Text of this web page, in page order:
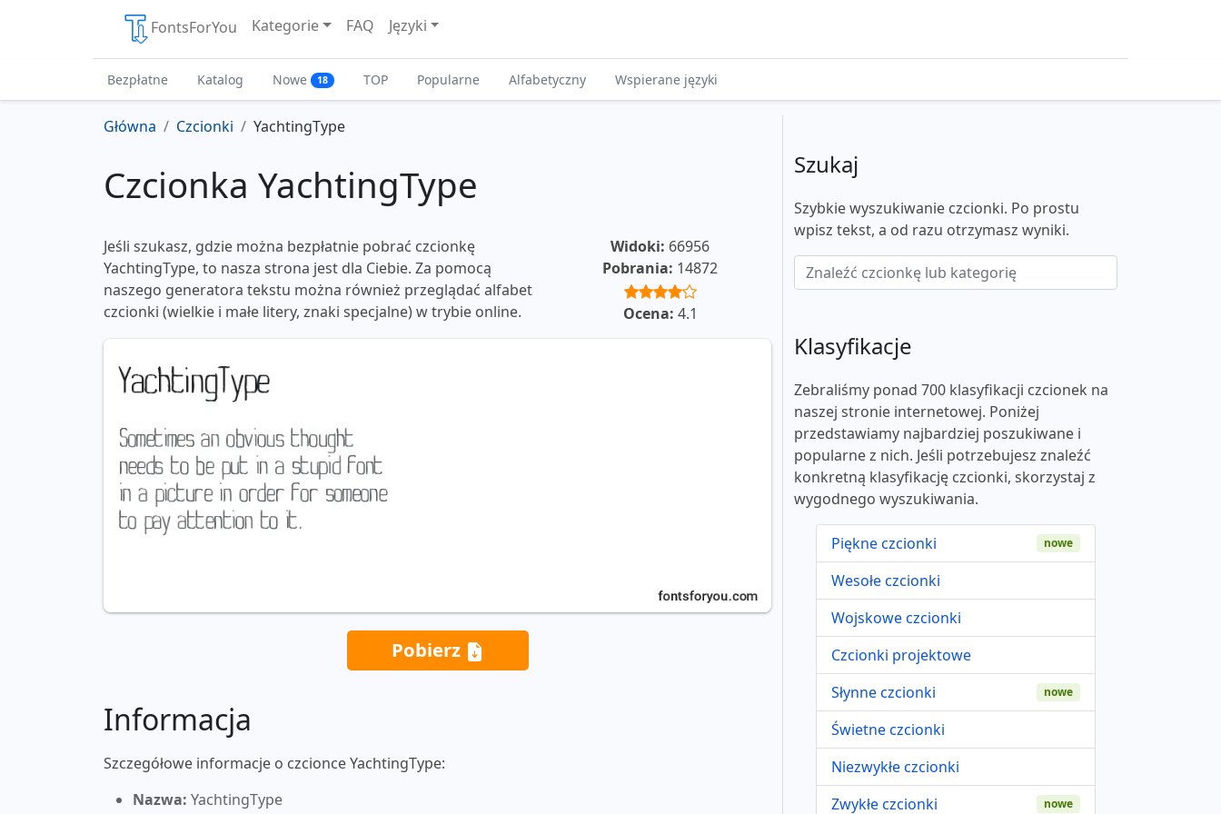
FontsForYou Kategorie FAQ Języki
Bezpłatne Katalog Nowe 18 TOP Popularne Alfabetyczny Wspierane języki
Główna Czcionki YachtingType
Czcionka YachtingType
Jeśli szukasz, gdzie można bezpłatnie pobrać czcionkę
YachtingType, to nasza strona jest dla Ciebie. Za pomocą
naszego generatora tekstu można również przeglądać alfabet
czcionki (wielkie i małe litery, znaki specjalne) w trybie online.
Widoki: 66956
Pobrania: 14872
Ocena: 4.1
Pobierz
Informacja
Szczegółowe informacje o czcionce YachtingType:
Nazwa: YachtingType
Szukaj
Szybkie wyszukiwanie czcionki. Po prostu
wpisz tekst, a od razu otrzymasz wyniki.
Klasyfikacje
Zebraliśmy ponad 700 klasyfikacji czcionek na
naszej stronie internetowej. Poniżej
przedstawiamy najbardziej poszukiwane i
popularne z nich. Jeśli potrzebujesz znaleźć
konkretną klasyfikację czcionki, skorzystaj z
wygodnego wyszukiwania.
Piękne czcionki nowe
Wesołe czcionki
Wojskowe czcionki
Czcionki projektowe
Słynne czcionki
nowe
Świetne czcionki
Niezwykłe czcionki
Zwykłe czcionki
nowe